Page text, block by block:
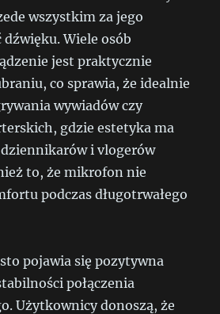
wszystkim za jego
Wiele osób
jest praktycznie
co sprawia, że idealnie
wywiadów czy
gdzie estetyka ma
i vlogerów
to, że mikrofon nie
podczas długotrwałego
pojawia się pozytywna
połączenia
Użytkownicy donoszą, że